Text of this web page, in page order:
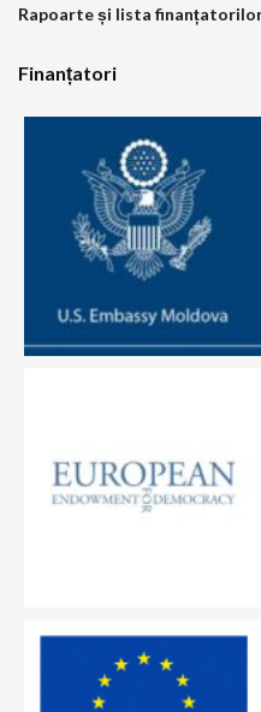
Rapoarte și lista
Finanțatori